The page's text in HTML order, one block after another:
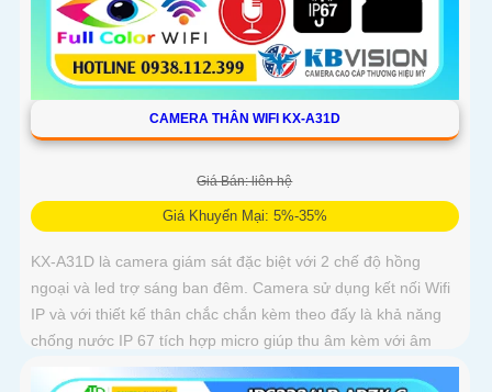
CAMERA THÂN WIFI KX-A31D
Giá Bán: liên hệ
Giá Khuyến Mại: 5%-35%
KX-A31D là camera giám sát đặc biệt với 2 chế độ hồng
ngoại và led trợ sáng ban đêm. Camera sử dụng kết nối Wifi
IP và với thiết kế thân chắc chắn kèm theo đấy là khả năng
chống nước IP 67 tích hợp micro giúp thu âm kèm với âm